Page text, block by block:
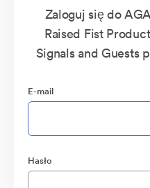
Zaloguj się do
Raised Fist
Signals and Guests
E-mail
Hasło